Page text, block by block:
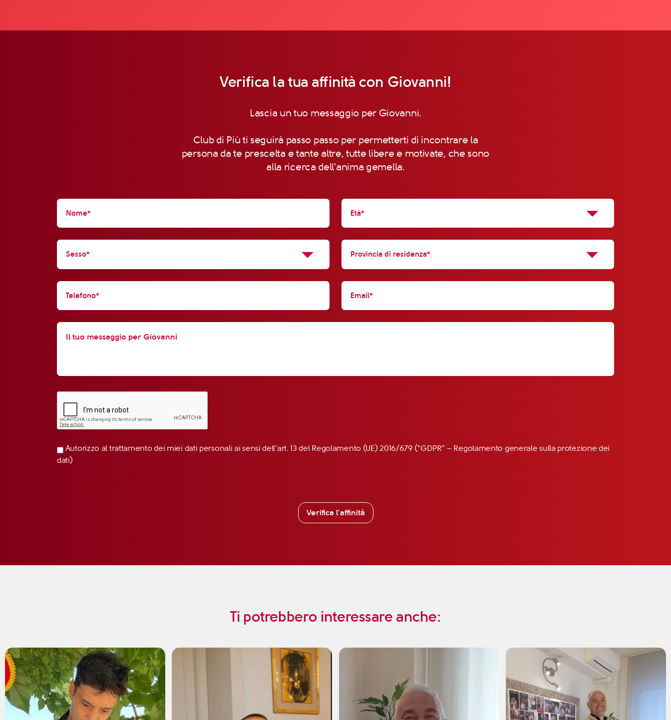
Verifica la tua affinità con Giovanni!
Lascia un tuo messaggio per Giovanni.
Club di Più ti seguirà passo passo per permetterti di incontrare la
persona da te prescelta e tante altre, tutte libere e motivate, che sono
alla ricerca dell'anima gemella.
Autorizzo al trattamento dei miei dati personali ai sensi dell’art. 13 del Regolamento (UE) 2016/679 (“GDPR” – Regolamento generale sulla protezione dei
dati)
Verifica l'affinità
Ti potrebbero interessare anche: